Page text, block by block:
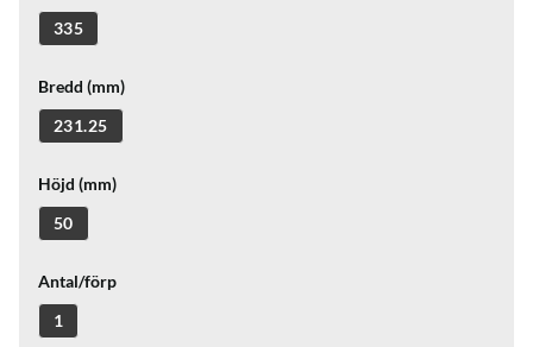
335
Bredd (mm)
231.25
Höjd (mm)
50
Antal/förp
1